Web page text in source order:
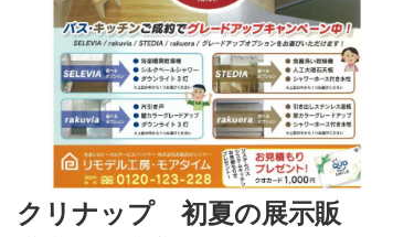
クリナップ 初夏の展示販